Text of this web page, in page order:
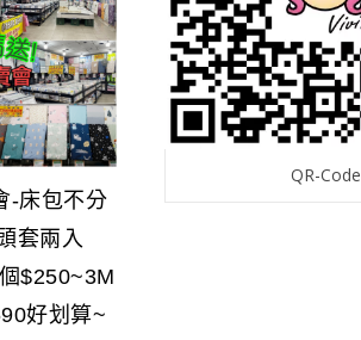
-床包不分
套兩入
$250~3M
好划算~
QR-Code